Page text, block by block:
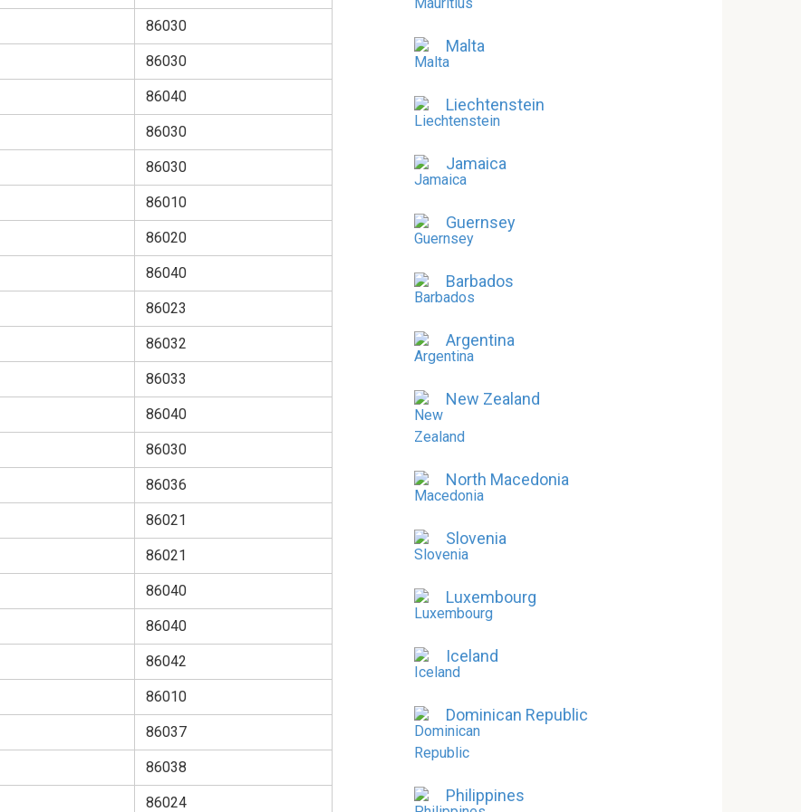
86030
86030
86040
86030
86030
86010
86020
86040
86023
86032
86033
86040
86030
86036
86021
86021
86040
86040
86042
86010
86037
86038
86024
Malta
Liechtenstein
Jamaica
Guernsey
Barbados
Argentina
New Zealand
North Macedonia
Slovenia
Luxembourg
Iceland
Dominican Republic
Philippines